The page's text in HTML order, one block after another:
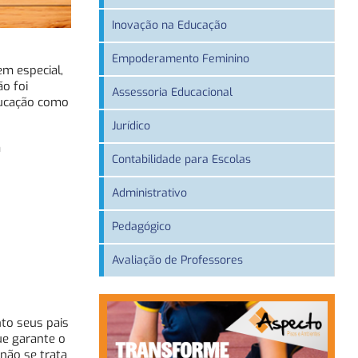
especial,
foi
como
seus pais
garante o
Inovação na Educação
Empoderamento Feminino
Assessoria Educacional
Jurídico
Contabilidade para Escolas
Administrativo
Pedagógico
Avaliação de Professores